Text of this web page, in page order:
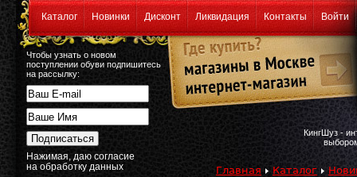
Каталог Новинки Дисконт Ликвидация Контакты Войти
Чтобы узнать о новом
поступлении обуви подпишитесь
на рассылку:
Нажимая, даю согласие
на обработку данных
КингШуз -
Главная Каталог